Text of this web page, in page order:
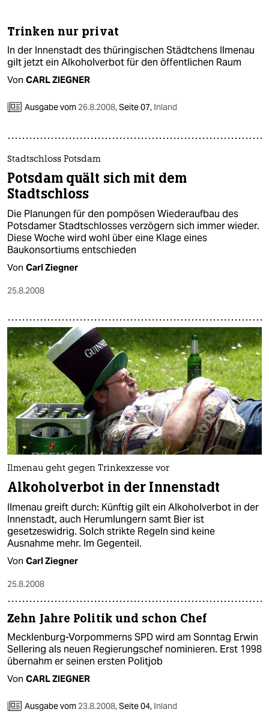
Trinken nur privat
In der Innenstadt des thüringischen Städtchens Ilmenau
gilt jetzt ein Alkoholverbot für den öffentlichen Raum
Von CARL ZIEGNER
Ausgabe vom 26.8.2008,Seite 07, Inland
Stadtschloss Potsdam
Potsdam quält sich mit dem
Stadtschloss
Die Planungen für den pompösen Wiederaufbau des
Potsdamer Stadtschlosses verzögern sich immer wieder.
Diese Woche wird wohl über eine Klage eines
Baukonsortiums entschieden
Von Carl Ziegner
25.8.2008
Ilmenau geht gegen Trinkexzesse vor
Alkoholverbot in der Innenstadt
Ilmenau greift durch: Künftig gilt ein Alkoholverbot in der
Innenstadt, auch Herumlungern samt Bier ist
gesetzeswidrig. Solch strikte Regeln sind keine
Ausnahme mehr. Im Gegenteil.
Von Carl Ziegner
25.8.2008
Zehn Jahre Politik und schon Chef
Mecklenburg-Vorpommerns SPD wird am Sonntag Erwin
Sellering als neuen Regierungschef nominieren. Erst 1998
übernahm er seinen ersten Politjob
Von CARL ZIEGNER
Ausgabe vom 23.8.2008,Seite 04, Inland